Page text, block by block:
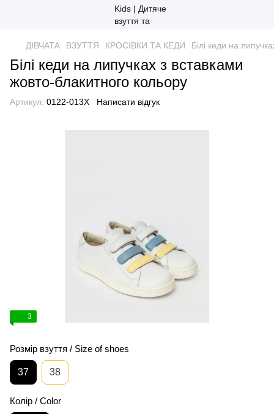
ДІВЧАТА ВЗУТТЯ КРОСІВКИ ТА КЕДИ Білі кеди на
Білі кеди на липучках з вставками
жовто-блакитного кольору
Артикул: 0122-013X Написати відгук
3
Розмір взуття / Size of shoes
37 38
Колір / Color